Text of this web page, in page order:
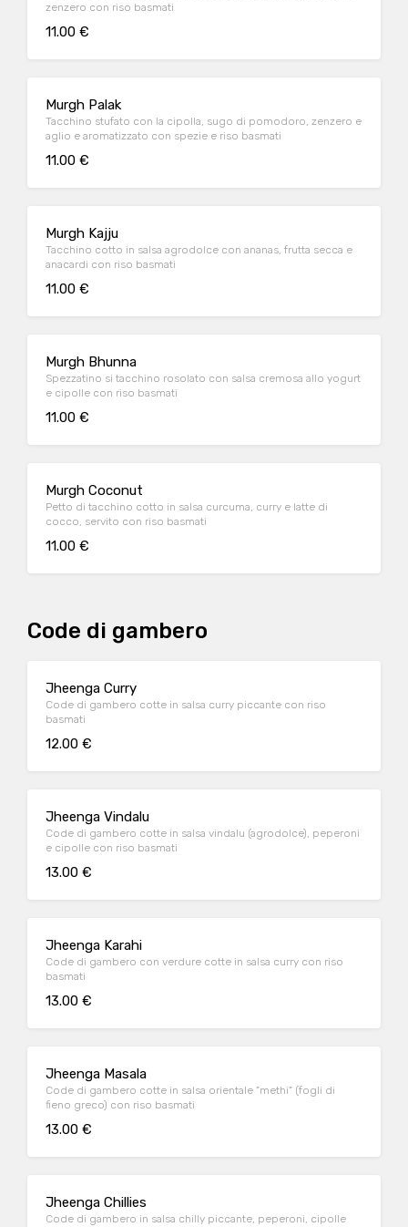
zenzero con riso basmati
11.00 €
Murgh Palak
Tacchino stufato con la cipolla, sugo di pomodoro, zenzero e
aglio e aromatizzato con spezie e riso basmati
11.00 €
Murgh Kajju
Tacchino cotto in salsa agrodolce con ananas, frutta secca e
anacardi con riso basmati
11.00 €
Murgh Bhunna
Spezzatino si tacchino rosolato con salsa cremosa allo yogurt
e cipolle con riso basmati
11.00 €
Murgh Coconut
Petto di tacchino cotto in salsa curcuma, curry e latte di
cocco, servito con riso basmati
11.00 €
Code di gambero
Jheenga Curry
Code di gambero cotte in salsa curry piccante con riso
basmati
12.00 €
Jheenga Vindalu
Code di gambero cotte in salsa vindalu (agrodolce), peperoni
e cipolle con riso basmati
13.00 €
Jheenga Karahi
Code di gambero con verdure cotte in salsa curry con riso
basmati
13.00 €
Jheenga Masala
Code di gambero cotte in salsa orientale "methi" (fogli di
fieno greco) con riso basmati
13.00 €
Jheenga Chillies
Code di gambero in salsa chilly piccante, peperoni, cipolle